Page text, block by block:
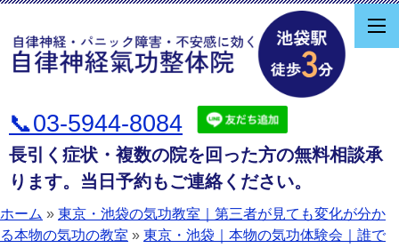
📞03-5944-8084
長引く症状・複数の院を回った方の無料相談承
ります。当日予約もご連絡ください。
ホーム » 東京・池袋の気功教室｜第三者が見ても変化が分か
る本物の気功の教室 » 東京・池袋｜本物の気功体験会｜誰で